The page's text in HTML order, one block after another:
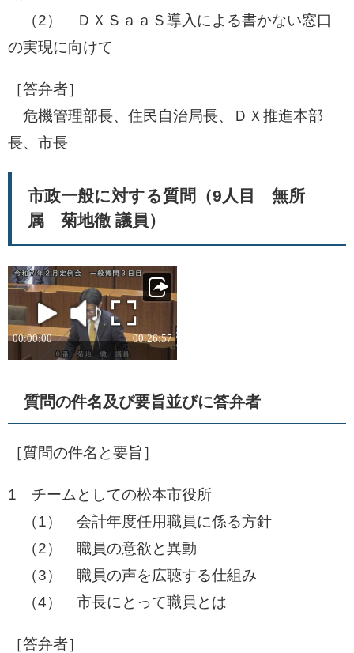
​ （2） ＤＸＳａａＳ導入による書かない窓口
の実現に向けて
［答弁者］
危機管理部長、住民自治局長、ＤＸ推進本部
長、市長​
市政一般に対する質問（9人目 無所
属 菊地徹 議員）
質問の件名及び要旨並びに答弁者
［質問の件名と要旨］
1 チームとしての松本市役所
​ （1） 会計年度任用職員に係る方針
​ （2） 職員の意欲と異動
​ （3） 職員の声を広聴する仕組み
​ （4） 市長にとって職員とは
［答弁者］